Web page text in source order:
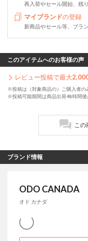
再入荷やセール開始、残
マイブランドの登録
新商品やセール等、ブラ
このアイテムへのお客様の声
レビュー投稿で最大
※投稿は（対象商品の）ご購入者の
※投稿可能期間は商品出荷48時間
この
ブランド情報
ODO CANADA
オド カナダ